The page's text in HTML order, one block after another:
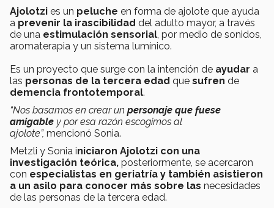
Ajolotzi es un peluche en forma de ajolote que ayuda
a prevenir la irascibilidad del adulto mayor, a través
de una estimulación sensorial , por medio de sonidos,
aromaterapia y un sistema lumínico.
Es un proyecto que surge con la intención de ayudar a
las personas de la tercera edad que sufren de
demencia frontotemporal.
“Nos basamos en crear un personaje que fuese
amigable y por esa razón escogimos al
ajolote”, mencionó Sonia.
Metzli y Sonia iniciaron Ajolotzi con una
investigación teórica, posteriormente, se acercaron
con especialistas en geriatría y también asistieron
a un asilo para conocer más sobre las necesidades
de las personas de la tercera edad.